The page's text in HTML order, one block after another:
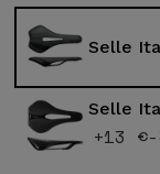
Selle
Selle
+13 €